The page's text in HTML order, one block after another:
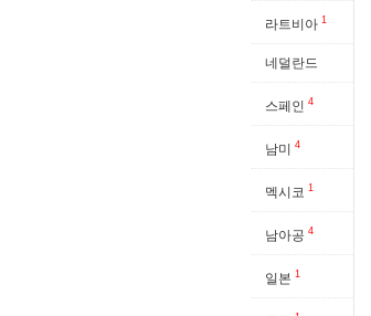
라트비아 1
네덜란드
스페인 4
남미 4
멕시코 1
남아공 4
일본 1